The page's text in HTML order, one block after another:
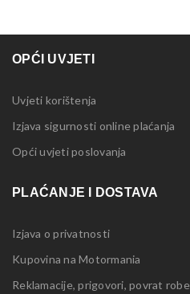
OPĆI UVJETI
Uvjeti korištenja
Izjava sigurnosti online plaćanja
Opći uvjeti poslovanja
PLAĆANJE I DOSTAVA
Izjava o privatnosti
Kupovina na Motormania
Reklamacije, prigovori, povrat robe